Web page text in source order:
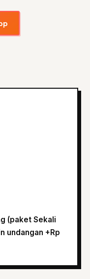
(paket Sekali
undangan +Rp